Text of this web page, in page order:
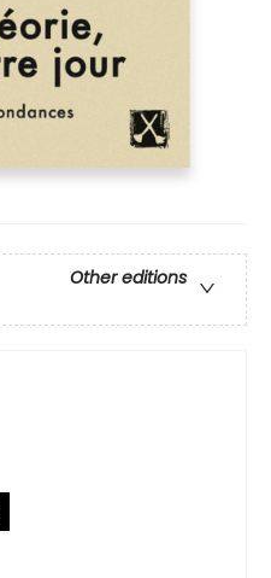
Other editions